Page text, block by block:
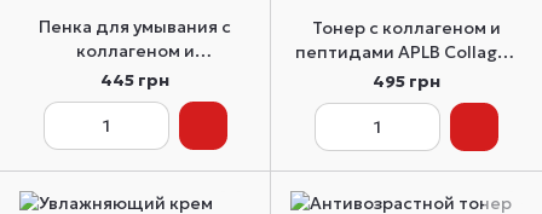
Пенка для умывания с
коллагеном и
лактобактериями Medi-
Peel Red Lacto Collagen
Clear 120 мл
445 грн
Тонер с коллагеном и
пептидами APLB Collagen
EGF Peptide Facial Toner
160 мл
495 грн